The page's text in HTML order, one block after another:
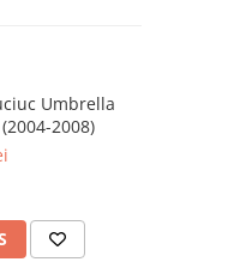
Umbrella
2008)